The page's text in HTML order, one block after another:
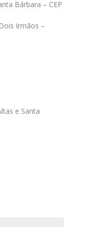
Bárbara – CEP
Irmãos –
e Santa